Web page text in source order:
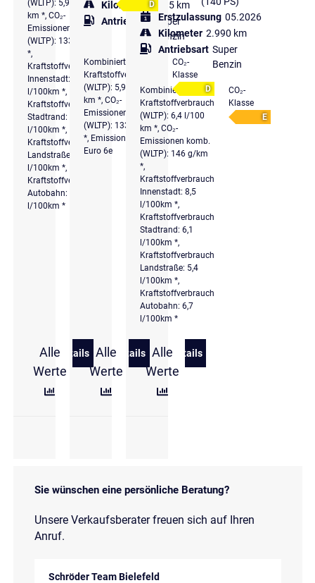
(WLTP): 5,9 l/100
km *, CO₂-
Emissionen komb.
(WLTP): 133 g/km
*,
Kraftstoffverbrauch
Innenstadt: 7,6
l/100km *,
Kraftstoffverbrauch
Stadtrand: 5,5
l/100km *,
Kraftstoffverbrauch
Landstraße: 5
l/100km *,
Kraftstoffverbrauch
Autobahn: 6,2
l/100km *
D
Alle
Werte
Details
zu Hyundai i30 1.5 T-GDI DCT Advantage
Kilometer
4.995 km
Antriebsart
Super
Benzin
Kombinierter
Kraftstoffverbrauch
(WLTP): 5,9 l/100
km *, CO₂-
Emissionen komb.
(WLTP): 133 g/km
*, Emissionsklasse
Euro 6e
CO₂-
Klasse
D
Alle
Werte
Details
zu Hyundai i30 Kombi 1.5 T-GDi DCT
Erstzulassung 05.2026
Kilometer 2.990 km
Antriebsart Super
Benzin
Kombinierter
Kraftstoffverbrauch
(WLTP): 6,4 l/100
km *, CO₂-
Emissionen komb.
(WLTP): 146 g/km
*,
Kraftstoffverbrauch
Innenstadt: 8,5
l/100km *,
Kraftstoffverbrauch
Stadtrand: 6,1
l/100km *,
Kraftstoffverbrauch
Landstraße: 5,4
l/100km *,
Kraftstoffverbrauch
Autobahn: 6,7
l/100km *
CO₂-
Klasse
E
Alle
Werte
Details
zu Hyundai i30 Kombi 1.5
Sie wünschen eine persönliche Beratung?
Unsere Verkaufsberater freuen sich auf Ihren
Anruf.
Schröder Team Bielefeld